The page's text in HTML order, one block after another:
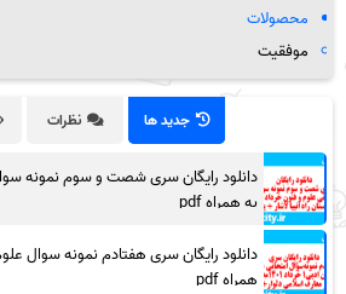
محصولات
موفقیت
جدید ها نظرات
دانلود رایگان سری شصت و سوم نمونه
به همراه pdf
دانلود رایگان سری هفتادم نمونه سوال
همراه pdf